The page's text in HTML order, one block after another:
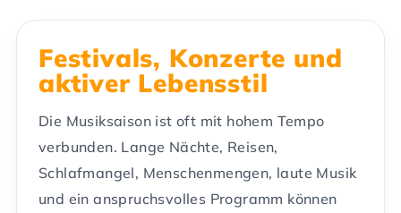
Festivals, Konzerte und
aktiver Lebensstil
Die Musiksaison ist oft mit hohem Tempo
verbunden. Lange Nächte, Reisen,
Schlafmangel, Menschenmengen, laute Musik
und ein anspruchsvolles Programm können